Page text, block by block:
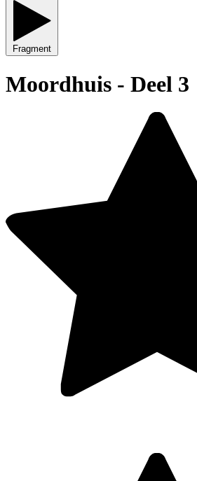
Fragment
Moordhuis - Deel 3